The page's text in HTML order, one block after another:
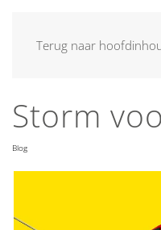
Terug naar
Storm
Blog